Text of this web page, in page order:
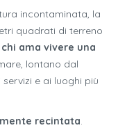
incontaminata, la
quadrati di terreno
ama vivere una
lontano dal
e ai luoghi più
recintata.